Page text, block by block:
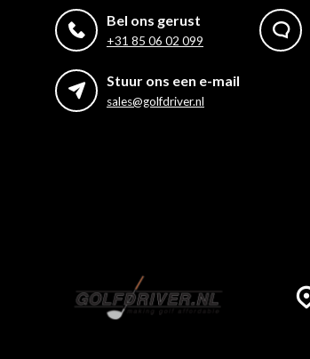
Bel ons gerust
+31 85 06 02 099
Stuur ons een e-mail
sales@golfdriver.nl